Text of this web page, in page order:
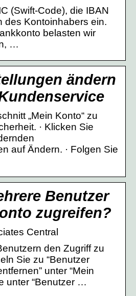
(Swift-Code), die IBAN
des Kontoinhabers ein.
belasten wir
…
ändern
„Mein Konto“ zu
· Klicken Sie
auf Ändern. · Folgen Sie
Benutzer
zugreifen?
Central
den Zugriff zu
Sie zu “Benutzer
unter “Mein
unter “Benutzer …